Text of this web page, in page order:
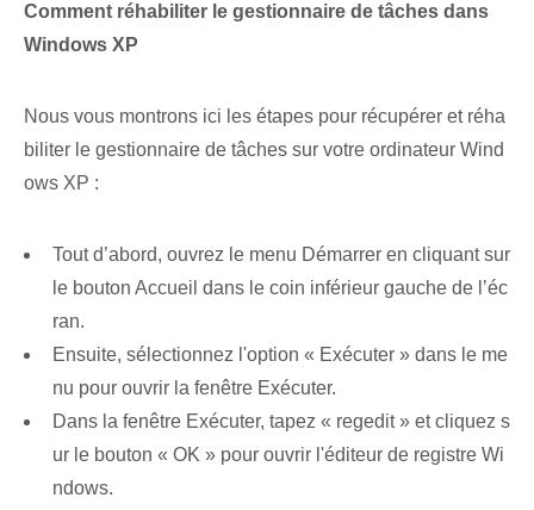
Comment réhabiliter le gestionnaire de tâches dans
Windows XP
Nous vous montrons ici les étapes pour récupérer et réha
biliter le gestionnaire de tâches sur votre ordinateur Wind
ows XP :
Tout d’abord, ouvrez le menu Démarrer en cliquant sur
le bouton Accueil⁢ dans le coin inférieur gauche de l’⁤éc
ran.
Ensuite, sélectionnez l'option « Exécuter » dans le me
nu pour ouvrir la fenêtre Exécuter.
Dans la fenêtre Exécuter, tapez « regedit » et cliquez s
ur le bouton « OK » pour ouvrir l'éditeur de registre Wi
ndows.